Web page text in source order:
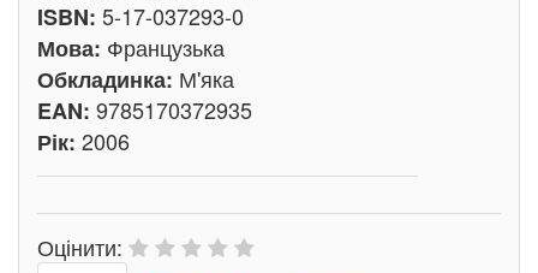
ISBN: 5-17-037293-0
Мова: Французька
Обкладинка: М'яка
EAN: 9785170372935
Рік: 2006
Оцінити: